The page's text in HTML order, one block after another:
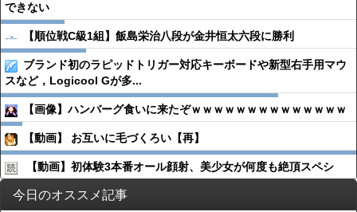
できない
【順位戦C級1組】飯島栄治八段が金井恒太六段に勝利
ブランド初のラピッドトリガー対応キーボードや新型右手用マウ
スなど，Logicool Gが多...
【画像】ハンバーグ食いに来たぞｗｗｗｗｗｗｗｗｗｗｗｗｗｗ
【動画】 お互いに毛づくろい【再】
【動画】初体験3本番オール顔射、美少女が何度も絶頂スペシ
今日のオススメ記事